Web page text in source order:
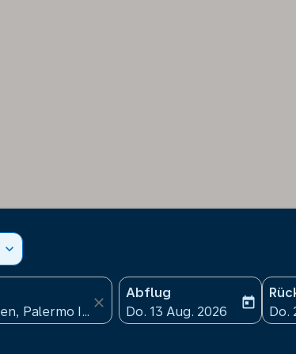
expand_more
close
Abflug
fc-booking-departure-
Do. 13 Aug. 2026
today
fc-
Do.